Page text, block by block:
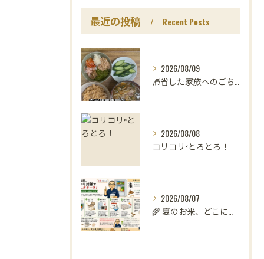
最近の投稿 Recent Posts
2026/08/09
帰省した家族へのごちそうは、
2026/08/08
コリコリ×とろとろ！
2026/08/07
🌾 夏のお米、どこに置いていますか？